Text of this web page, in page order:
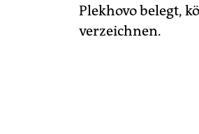
Plekhovo belegt,
verzeichnen.